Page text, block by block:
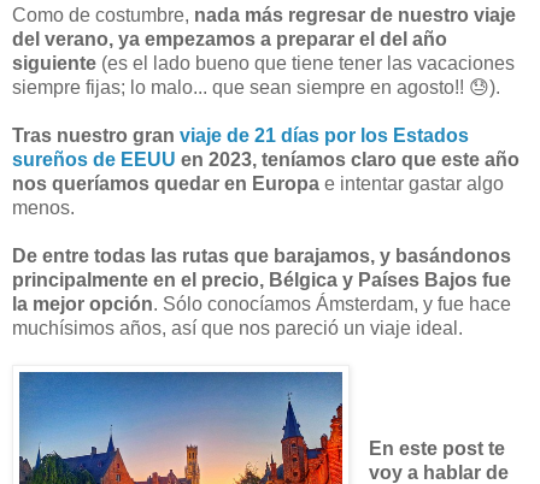
Como de costumbre, nada más regresar de nuestro viaje
del verano, ya empezamos a preparar el del año
siguiente (es el lado bueno que tiene tener las vacaciones
siempre fijas; lo malo... que sean siempre en agosto!! 😓).
Tras nuestro gran viaje de 21 días por los Estados
sureños de EEUU en 2023, teníamos claro que este año
nos queríamos quedar en Europa e intentar gastar algo
menos.
De entre todas las rutas que barajamos, y basándonos
principalmente en el precio, Bélgica y Países Bajos fue
la mejor opción. Sólo conocíamos Ámsterdam, y fue hace
muchísimos años, así que nos pareció un viaje ideal.
En este post te
voy a hablar de